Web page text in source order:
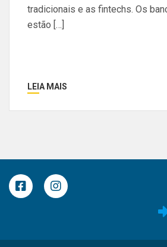
tradicionais e as fintechs. Os
estão […]
LEIA MAIS